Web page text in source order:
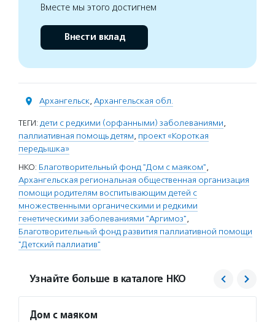
Вместе мы этого достигнем
Внести вклад
Архангельск, Архангельская обл.
ТЕГИ: дети с редкими (орфанными) заболеваниями,
паллиативная помощь детям, проект «Короткая
передышка»
НКО: Благотворительный фонд "Дом с маяком",
Архангельская региональная общественная организация
помощи родителям воспитывающим детей с
множественными органическими и редкими
генетическими заболеваниями "Аргимоз",
Благотворительный фонд развития паллиативной помощи
"Детский паллиатив"
Узнайте больше в каталоге НКО
Дом с маяком